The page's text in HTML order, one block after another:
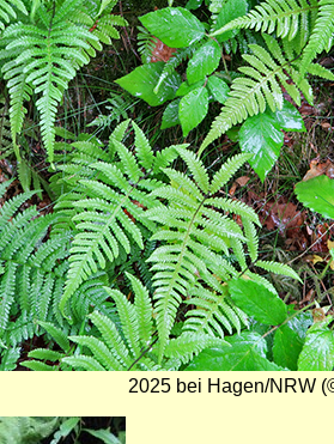
2025 bei Hagen/NRW